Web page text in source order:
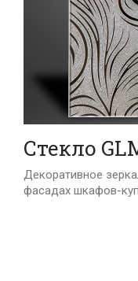
Стекло
Декоративное
фасадах шкафов-